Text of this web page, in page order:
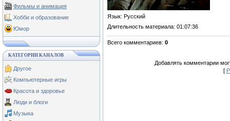
Фильмы и анимация
Хобби и образование
Юмор
КАТЕГОРИИ КАНАЛОВ
Другое
Компьютерные игры
Красота и здоровье
Люди и блоги
Музыка
Язык: Русский
Длительность материала: 01:07:36
Всего комментариев: 0
Добавлять комментарии
[